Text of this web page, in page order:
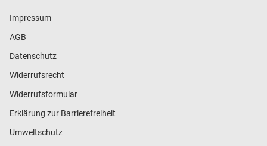
Impressum
AGB
Datenschutz
Widerrufsrecht
Widerrufsformular
Erklärung zur Barrierefreiheit
Umweltschutz